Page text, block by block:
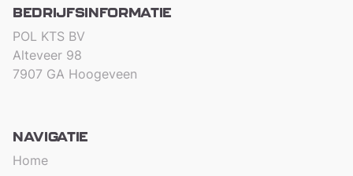
BEDRIJFSINFORMATIE
POL KTS BV
Alteveer 98
7907 GA Hoogeveen
NAVIGATIE
Home